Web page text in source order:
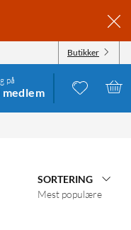
Butikker
på
medlem
SORTERING
Mest populære